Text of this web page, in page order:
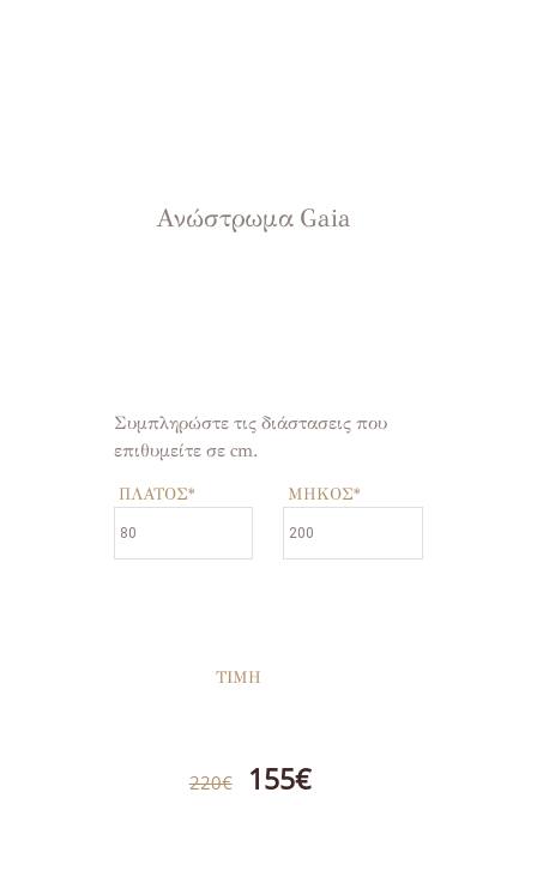
Ανώστρωμα Gaia
Συμπληρώστε τις διάστασεις που
επιθυμείτε σε cm.
ΠΛΑΤΟΣ* ΜΗΚΟΣ*
ΤΙΜΗ
220€ 155€